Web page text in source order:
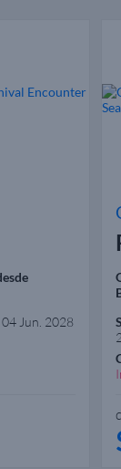
Jun. 2028